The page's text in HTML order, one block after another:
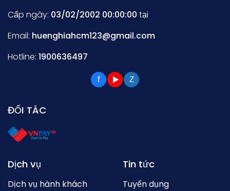
Cấp ngày: 03/02/2002 00:00:00 tại
Email: huenghiahcm123@gmail.com
Hotline: 1900636497
f Z
ĐỐI TÁC
Dịch vụ
Dịch vụ hành khách
Tin tức
Tuyển dụng